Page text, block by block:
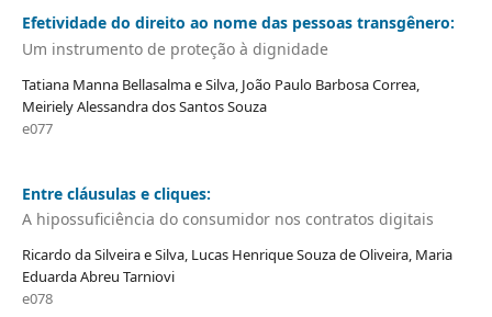
Efetividade do direito ao nome das pessoas transgênero:
Um instrumento de proteção à dignidade
Tatiana Manna Bellasalma e Silva, João Paulo Barbosa Correa,
Meiriely Alessandra dos Santos Souza
e077
Entre cláusulas e cliques:
A hipossuficiência do consumidor nos contratos digitais
Ricardo da Silveira e Silva, Lucas Henrique Souza de Oliveira, Maria
Eduarda Abreu Tarniovi
e078